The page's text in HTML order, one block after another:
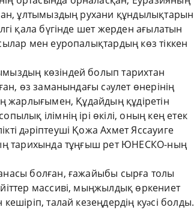
ұлтымыздың рухани құндылықтарын
қала бүгінде шет жерден ағылатын
мен еуропалықтардың көз тіккен
көзіндей болып тарихтан
өз заманындағы сəулет өнерінің
жарлығымен, Құдайдың құдіретін
ілімнің ірі өкілі, оның кең етек
дəріптеуші Қожа Ахмет Яссауиге
тарихында тұңғыш рет ЮНЕСКО-ның
болған, ғажайыбы сырға толы
массиві, мыңжылдық өркениет
талай кезеңдердің куəсі болды.